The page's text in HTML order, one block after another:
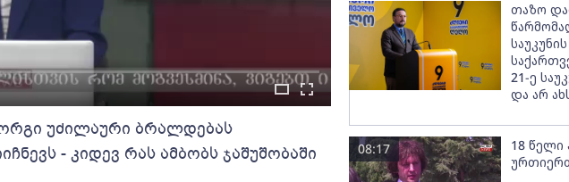
უძილაური ბრალდებას
- კიდევ რას ამბობს ჯაშუშობაში
თაზო
21-ე
და არ
18 წელი
08:17